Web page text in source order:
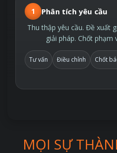
1 Phân tích yêu cầu
Thu thập yêu cầu. Đề xuất
giải pháp. Chốt phạm
Tư vấn Điều chỉnh Chốt
MỌI SỰ